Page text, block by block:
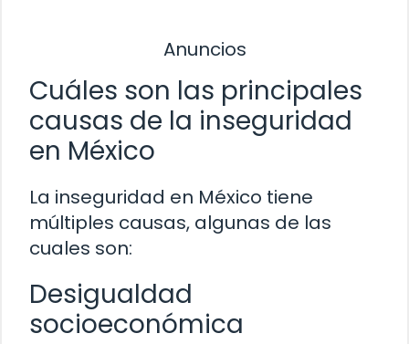
Anuncios
Cuáles son las principales
causas de la inseguridad
en México
La inseguridad en México tiene
múltiples causas, algunas de las
cuales son:
Desigualdad
socioeconómica